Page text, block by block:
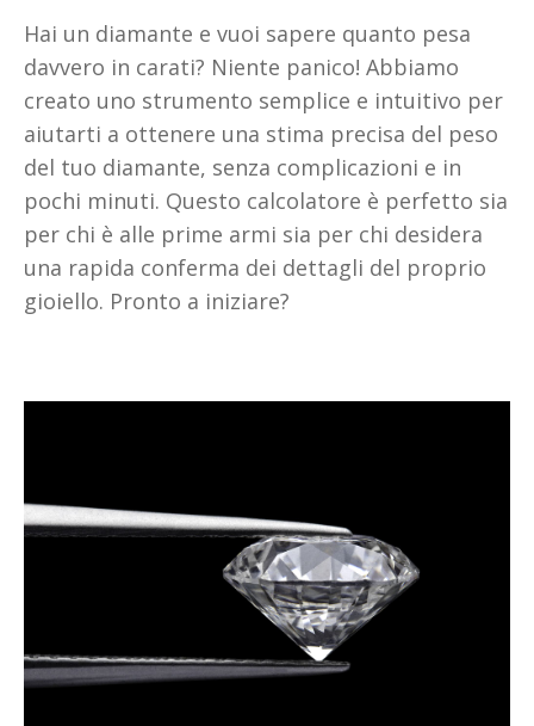
Hai un diamante e vuoi sapere quanto pesa
davvero in carati? Niente panico! Abbiamo
creato uno strumento semplice e intuitivo per
aiutarti a ottenere una stima precisa del peso
del tuo diamante, senza complicazioni e in
pochi minuti. Questo calcolatore è perfetto sia
per chi è alle prime armi sia per chi desidera
una rapida conferma dei dettagli del proprio
gioiello. Pronto a iniziare?